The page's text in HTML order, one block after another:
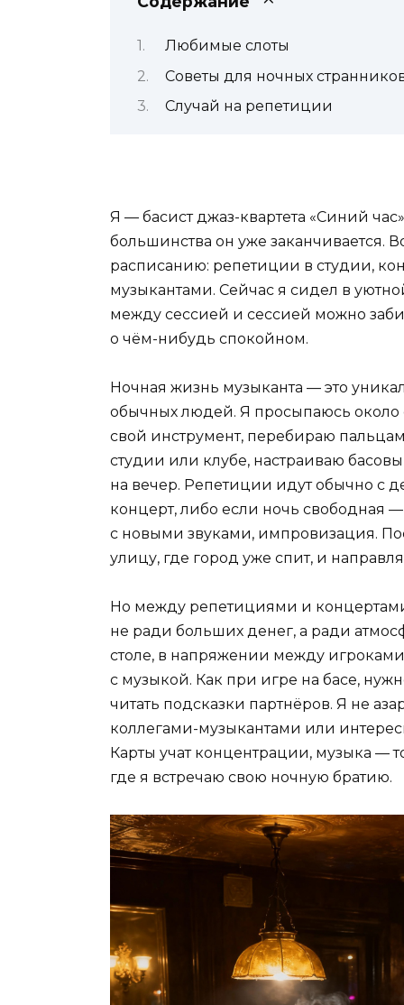
Любимые слоты
Советы для ночных
Случай на репетиции
Я — басист джаз-квартета «Синий
большинства он уже заканчивается.
расписанию: репетиции в студии,
музыкантами. Сейчас я сидел в
между сессией и сессией можно
о чём-нибудь спокойном.
Ночная жизнь музыканта — это
обычных людей. Я просыпаюсь около
свой инструмент, перебираю
студии или клубе, настраиваю
на вечер. Репетиции идут обычно с
концерт, либо если ночь свободная
с новыми звуками, импровизация.
улицу, где город уже спит, и
Но между репетициями и
не ради больших денег, а ради
столе, в напряжении между
с музыкой. Как при игре на басе,
читать подсказки партнёров. Я не
коллегами-музыкантами или
Карты учат концентрации, музыка —
где я встречаю свою ночную братию.